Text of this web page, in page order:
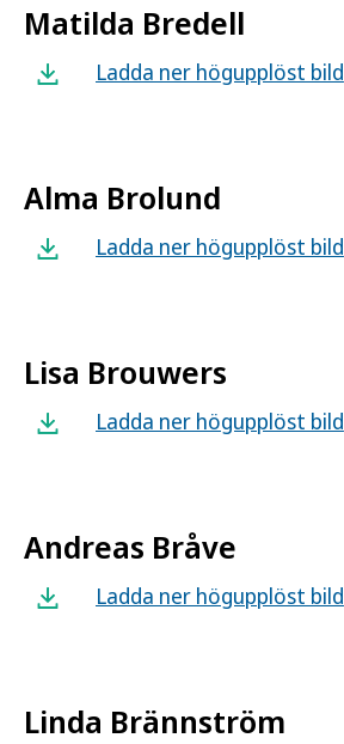
Matilda Bredell
Ladda ner högupplöst bild
Alma Brolund
Ladda ner högupplöst bild
Lisa Brouwers
Ladda ner högupplöst bild
Andreas Bråve
Ladda ner högupplöst bild
Linda Brännström